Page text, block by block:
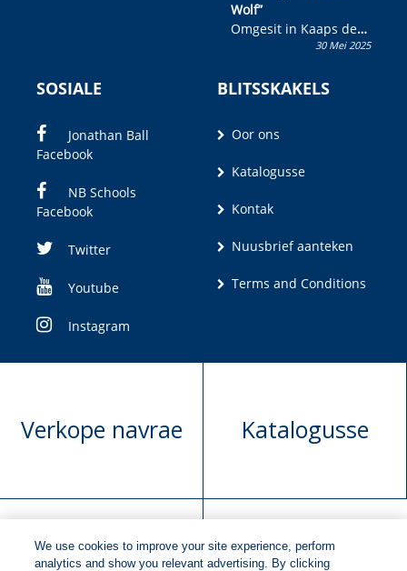
Wolf”
Omgesit in Kaaps deur
Olivia M. Coetzee30 Mei 2025
SOSIALE
Jonathan Ball
Facebook
NB Schools
Facebook
Twitter
Youtube
Instagram
BLITSSKAKELS
Oor ons
Katalogusse
Kontak
Nuusbrief aanteken
Terms and Conditions
Verkope navrae Katalogusse
We use cookies to improve your site experience, perform
analytics and show you relevant advertising. By clicking